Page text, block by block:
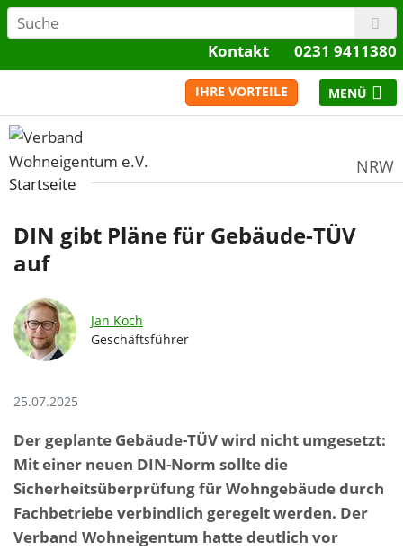
Kontakt 0231 9411380
IHRE VORTEILE
NRW
Startseite
DIN gibt Pläne für Gebäude-TÜV
auf
Jan Koch
Geschäftsführer
25.07.2025
Der geplante Gebäude-TÜV wird nicht umgesetzt:
Mit einer neuen DIN-Norm sollte die
Sicherheitsüberprüfung für Wohngebäude durch
Fachbetriebe verbindlich geregelt werden. Der
Verband Wohneigentum hatte deutlich vor